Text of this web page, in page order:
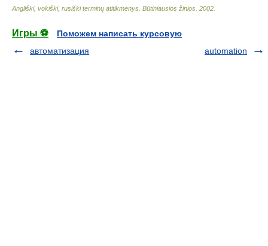
Angliški, vokiški, rusiški terminų atitikmenys. Būtiniausios žinios 2002
Игры ⚽
Поможем написать курсовую
автоматизация
automation